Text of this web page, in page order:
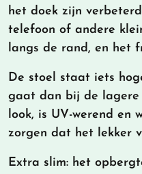
het doek zijn
telefoon of andere
langs de rand, en het
De stoel staat iets
gaat dan bij de lagere
look, is UV-werend en
zorgen dat het lekker
Extra slim: het